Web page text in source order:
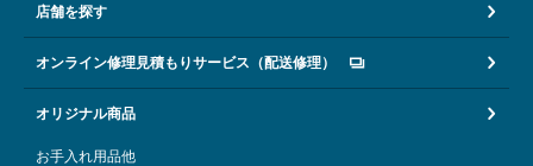
店舗を探す
オンライン修理見積もりサービス（配送修理）
オリジナル商品
お手入れ用品他